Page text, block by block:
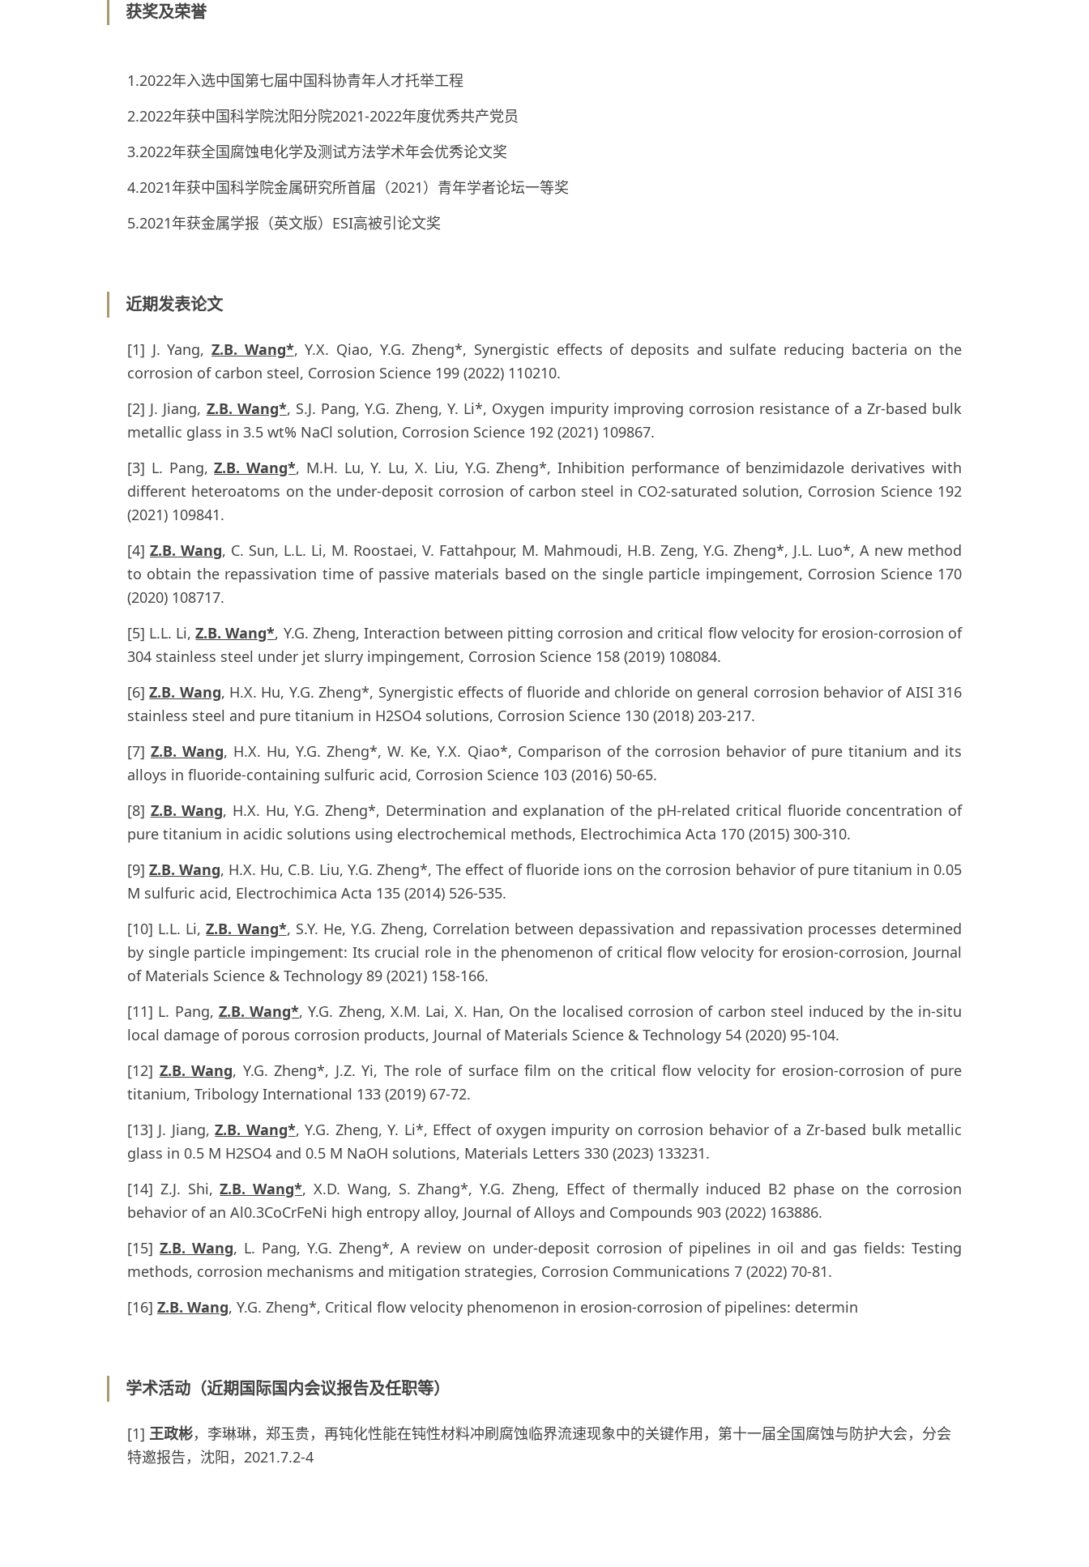
获奖及荣誉
1.2022年入选中国第七届中国科协青年人才托举工程
2.2022年获中国科学院沈阳分院2021-2022年度优秀共产党员
3.2022年获全国腐蚀电化学及测试方法学术年会优秀论文奖
4.2021年获中国科学院金属研究所首届（2021）青年学者论坛一等奖
5.2021年获金属学报（英文版）ESI高被引论文奖
近期发表论文
[1] J. Yang, Z.B. Wang*, Y.X. Qiao, Y.G. Zheng*, Synergistic effects of deposits and sulfate reducing bacteria on the
corrosion of carbon steel, Corrosion Science 199 (2022) 110210.
[2] J. Jiang, Z.B. Wang*, S.J. Pang, Y.G. Zheng, Y. Li*, Oxygen impurity improving corrosion resistance of a Zr-based bulk
metallic glass in 3.5 wt% NaCl solution, Corrosion Science 192 (2021) 109867.
[3] L. Pang,Z.B. Wang*, M.H. Lu, Y. Lu, X. Liu, Y.G. Zheng*, Inhibition performance of benzimidazole derivatives with
different heteroatoms on the under-deposit corrosion of carbon steel in CO2-saturated solution, Corrosion Science 192
(2021) 109841.
[4] Z.B. Wang, C. Sun, L.L. Li, M. Roostaei, V. Fattahpour, M. Mahmoudi, H.B. Zeng, Y.G. Zheng*, J.L. Luo*, A new method
to obtain the repassivation time of passive materials based on the single particle impingement, Corrosion Science 170
(2020) 108717.
[5] L.L. Li,Z.B. Wang*, Y.G. Zheng, Interaction between pitting corrosion and critical flow velocity for erosion-corrosion of
304 stainless steel under jet slurry impingement, Corrosion Science 158 (2019) 108084.
[6]Z.B. Wang, H.X. Hu, Y.G. Zheng*, Synergistic effects of fluoride and chloride on general corrosion behavior of AISI 316
stainless steel and pure titanium in H2SO4 solutions, Corrosion Science 130 (2018) 203-217.
[7]Z.B. Wang, H.X. Hu, Y.G. Zheng*, W. Ke, Y.X. Qiao*, Comparison of the corrosion behavior of pure titanium and its
alloys in fluoride-containing sulfuric acid, Corrosion Science 103 (2016) 50-65.
[8] Z.B. Wang, H.X. Hu, Y.G. Zheng*, Determination and explanation of the pH-related critical fluoride concentration of
pure titanium in acidic solutions using electrochemical methods, Electrochimica Acta 170 (2015) 300-310.
[9]Z.B. Wang, H.X. Hu, C.B. Liu, Y.G. Zheng*, The effect of fluoride ions on the corrosion behavior of pure titanium in 0.05
M sulfuric acid, Electrochimica Acta 135 (2014) 526-535.
[10] L.L. Li,Z.B. Wang*, S.Y. He, Y.G. Zheng, Correlation between depassivation and repassivation processes determined
by single particle impingement: Its crucial role in the phenomenon of critical flow velocity for erosion-corrosion, Journal
of Materials Science & Technology 89 (2021) 158-166.
[11] L. Pang, Z.B. Wang*, Y.G. Zheng, X.M. Lai, X. Han, On the localised corrosion of carbon steel induced by the in-situ
local damage of porous corrosion products, Journal of Materials Science & Technology 54 (2020) 95-104.
[12] Z.B. Wang, Y.G. Zheng*, J.Z. Yi, The role of surface film on the critical flow velocity for erosion-corrosion of pure
titanium, Tribology International 133 (2019) 67-72.
[13] J. Jiang,Z.B. Wang*, Y.G. Zheng, Y. Li*, Effect of oxygen impurity on corrosion behavior of a Zr-based bulk metallic
glass in 0.5 M H2SO4 and 0.5 M NaOH solutions, Materials Letters 330 (2023) 133231.
[14] Z.J. Shi,Z.B. Wang*, X.D. Wang, S. Zhang*, Y.G. Zheng, Effect of thermally induced B2 phase on the corrosion
behavior of an Al0.3CoCrFeNi high entropy alloy, Journal of Alloys and Compounds 903 (2022) 163886.
[15]Z.B. Wang, L. Pang, Y.G. Zheng*, A review on under-deposit corrosion of pipelines in oil and gas fields: Testing
methods, corrosion mechanisms and mitigation strategies, Corrosion Communications 7 (2022) 70-81.
[16] Z.B. Wang, Y.G. Zheng*, Critical flow velocity phenomenon in erosion-corrosion of pipelines: determin
学术活动（近期国际国内会议报告及任职等）
[1] 王政彬，李琳琳，郑玉贵，再钝化性能在钝性材料冲刷腐蚀临界流速现象中的关键作用，第十一届全国腐蚀与防护大会，分会
特邀报告，沈阳，2021.7.2-4